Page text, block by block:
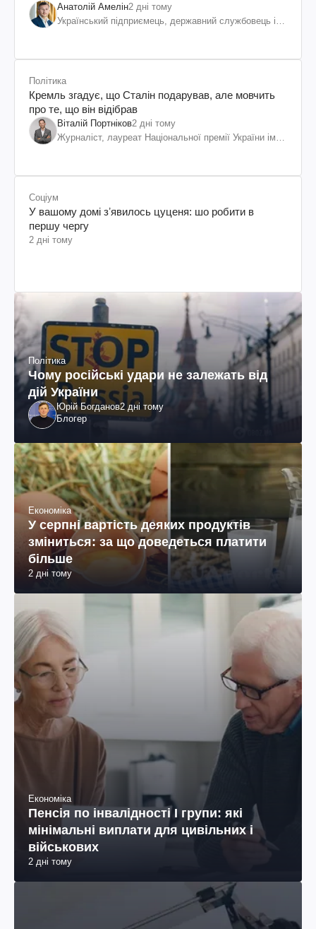
Анатолій Амелін2 дні тому
Український підприємець, державний службовець і
Політика
Кремль згадує, що Сталін подарував, але мовчить
про те, що він відібрав
Віталій Портніков2 дні тому
Журналіст, лауреат Національної премії України ім.
Соціум
У вашому домі зʼявилось цуценя: шо робити в
першу чергу
2 дні тому
Політика
Чому російські удари не залежать від
дій України
Юрій Богданов2 дні тому
Блогер
Економіка
У серпні вартість деяких продуктів
зміниться: за що доведеться платити
більше
2 дні тому
Економіка
Пенсія по інвалідності I групи: які
мінімальні виплати для цивільних і
військових
2 дні тому